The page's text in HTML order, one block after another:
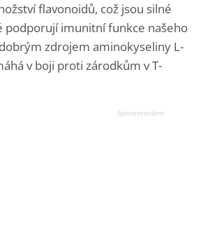
flavonoidů, což jsou silné
podporují imunitní funkce našeho
zdrojem aminokyseliny L-
v boji proti zárodkům v T-